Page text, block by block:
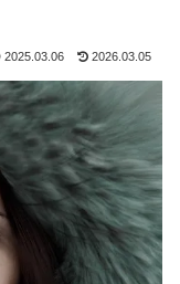
2025.03.06 2026.03.05